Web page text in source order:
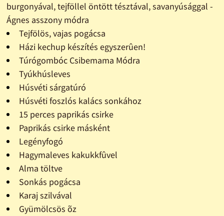
burgonyával, tejföllel öntött tésztával, savanyúsággal -
Ágnes asszony módra
Tejfölös, vajas pogácsa
Házi kechup készítés egyszerûen!
Túrógombóc Csibemama Módra
Tyúkhúsleves
Húsvéti sárgatúró
Húsvéti foszlós kalács sonkához
15 perces paprikás csirke
Paprikás csirke másként
Legényfogó
Hagymaleves kakukkfûvel
Alma töltve
Sonkás pogácsa
Karaj szilvával
Gyümölcsös õz